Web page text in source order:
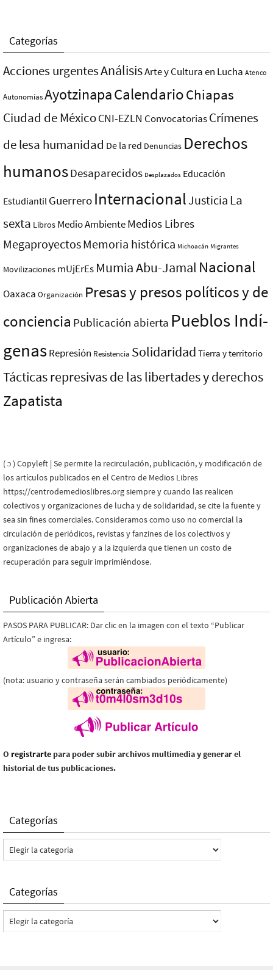
Categorías
Acciones urgentesAnálisisArte y Cultura en Lucha Atenco
AutonomíasAyotzinapaCalendarioChiapas
Ciudad de MéxicoCNI-EZLN ConvocatoriasCrímenes
de lesa humanidad De la red Denuncias Derechos
humanosDesaparecidos Desplazados Educación
Estudiantil Guerrero InternacionalJusticia La
sexta Libros Medio AmbienteMedios Libres
MegaproyectosMemoria histórica Michoacán Migrantes
Movilizaciones mUjErEs Mumia Abu-Jamal Nacional
Oaxaca Organización Presas y presos polí­ticos y de
conciencia Publicación abierta Pueblos Indí­
genasRepresión Resistencia Solidaridad Tierra y territorio
Tácticas represivas de las libertades y derechos
Zapatista
( ɔ ) Copyleft | Se permite la recirculación, publicación, y modificación de
los artículos publicados en el Centro de Medios Libres
https://centrodemedioslibres.org siempre y cuando las realicen
colectivos y organizaciones de lucha y de solidaridad, se cite la fuente y
sea sin fines comerciales. Consideramos como uso no comercial la
circulación de periódicos, revistas y fanzines de los colectivos y
organizaciones de abajo y a la izquierda que tienen un costo de
recuperación para seguir imprimiéndose.
Publicación Abierta
PASOS PARA PUBLICAR: Dar clic en la imagen con el texto “Publicar
Artículo” e ingresa:
(nota: usuario y contraseña serán cambiados periódicamente)
O registrarte para poder subir archivos multimedia y generar el
historial de tus publicaciones.
Categorías
Categorías
Categorías
Categorías